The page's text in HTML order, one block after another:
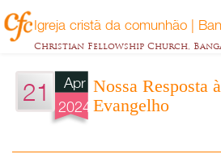
Igreja cristã da comunhão |
Christian Fellowship Church,
21
Apr
2024
Nossa Resposta
Evangelho